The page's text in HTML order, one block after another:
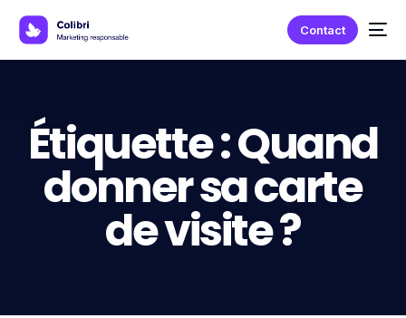
Contact
Étiquette :Quand
donner sa carte
de visite ?